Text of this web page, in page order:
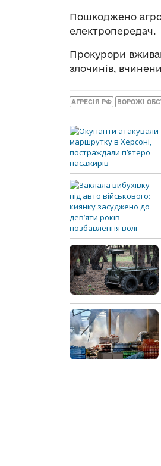
Пошкоджено
електропередач.
Прокурори
злочинів,
АГРЕСІЯ РФ ВОРОЖІ